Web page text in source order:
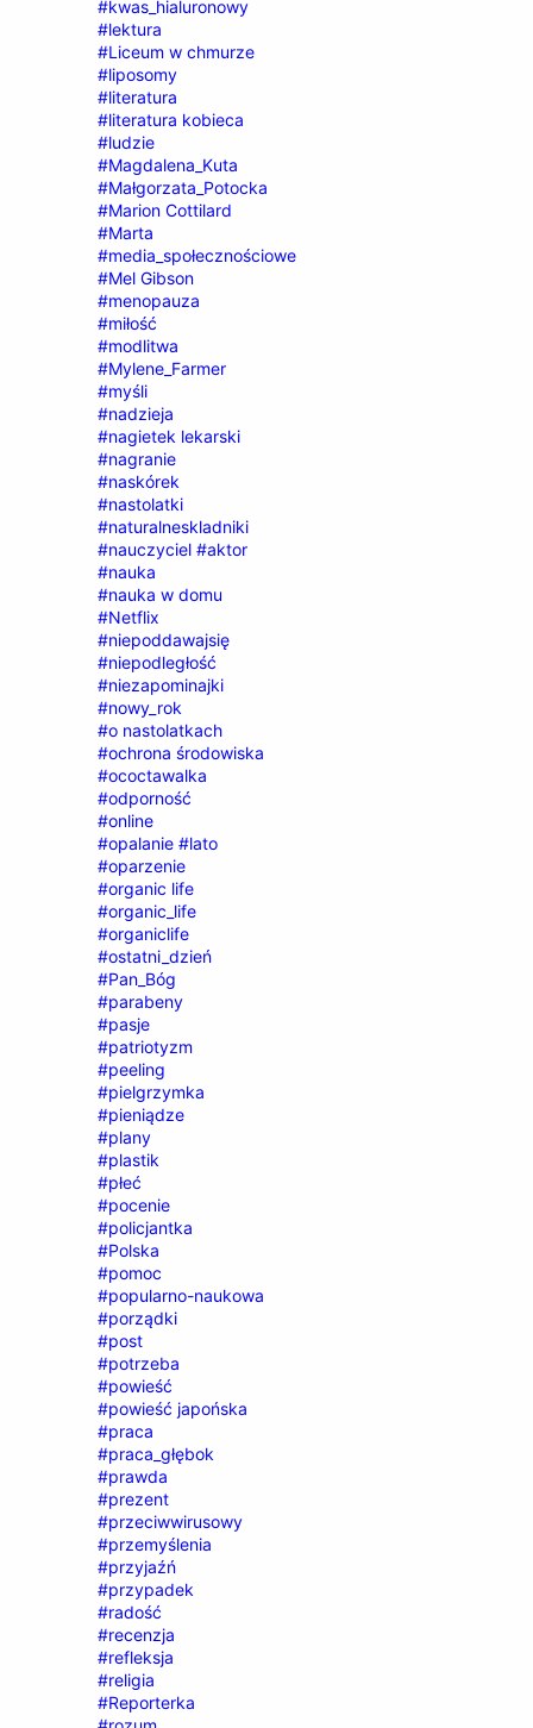
#kwas_hialuronowy
#lektura
#Liceum w chmurze
#liposomy
#literatura
#literatura kobieca
#ludzie
#Magdalena_Kuta
#Małgorzata_Potocka
#Marion Cottilard
#Marta
#media_społecznościowe
#Mel Gibson
#menopauza
#miłość
#modlitwa
#Mylene_Farmer
#myśli
#nadzieja
#nagietek lekarski
#nagranie
#naskórek
#nastolatki
#naturalneskladniki
#nauczyciel #aktor
#nauka
#nauka w domu
#Netflix
#niepoddawajsię
#niepodległość
#niezapominajki
#nowy_rok
#o nastolatkach
#ochrona środowiska
#ococtawalka
#odporność
#online
#opalanie #lato
#oparzenie
#organic life
#organic_life
#organiclife
#ostatni_dzień
#Pan_Bóg
#parabeny
#pasje
#patriotyzm
#peeling
#pielgrzymka
#pieniądze
#plany
#plastik
#płeć
#pocenie
#policjantka
#Polska
#pomoc
#popularno-naukowa
#porządki
#post
#potrzeba
#powieść
#powieść japońska
#praca
#praca_głębok
#prawda
#prezent
#przeciwwirusowy
#przemyślenia
#przyjaźń
#przypadek
#radość
#recenzja
#refleksja
#religia
#Reporterka